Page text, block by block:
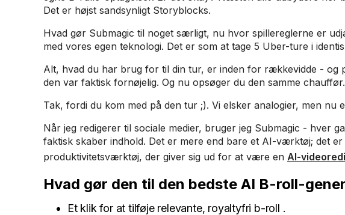
Det er højst sandsynligt Storyblocks.
Hvad gør Submagic til noget særligt, nu hvor spillereglerne er
med vores egen teknologi. Det er som at tage 5 Uber-ture i
Alt, hvad du har brug for til din tur, er inden for rækkevidde - og
den var faktisk fornøjelig. Og nu opsøger du den samme
Tak, fordi du kom med på den tur ;). Vi elsker analogier, men nu
Når jeg redigerer til sociale medier, bruger jeg Submagic - hver
faktisk skaber indhold. Det er mere end bare et AI-værktøj; det
produktivitetsværktøj, der giver sig ud for at være en AI-
Hvad gør den til den bedste AI B-roll-
Et klik for at tilføje relevante, royaltyfri b-roll .